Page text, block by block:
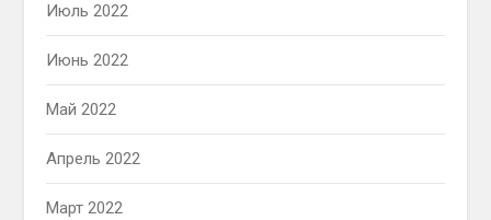
Июль 2022
Июнь 2022
Май 2022
Апрель 2022
Март 2022